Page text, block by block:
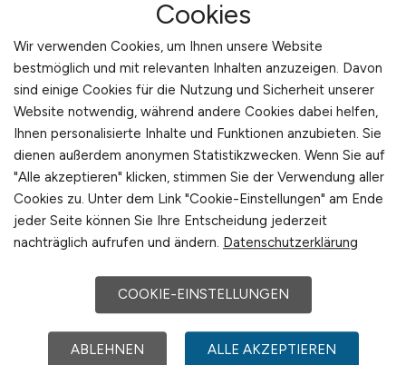
mehrDeutschlandweit
Österreich
Schweiz
Europa
International
Erhalten Sie neue Jobs
bequem perE-Mail!
Jobfinder anlegen
1
Cookies
Wir verwenden Cookies, um Ihnen unsere Website
bestmöglich und mit relevanten Inhalten anzuzeigen. Davon
sind einige Cookies für die Nutzung und Sicherheit unserer
Website notwendig, während andere Cookies dabei helfen,
Ihnen personalisierte Inhalte und Funktionen anzubieten. Sie
dienen außerdem anonymen Statistikzwecken. Wenn Sie auf
"Alle akzeptieren" klicken, stimmen Sie der Verwendung aller
Cookies zu. Unter dem Link "Cookie-Einstellungen" am Ende
jeder Seite können Sie Ihre Entscheidung jederzeit
nachträglich aufrufen und ändern. Datenschutzerklärung
COOKIE-EINSTELLUNGEN
ABLEHNEN ALLE AKZEPTIEREN